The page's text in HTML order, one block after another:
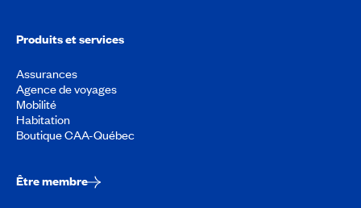
Produits et services
Assurances
Agence de voyages
Mobilité
Habitation
Boutique CAA-Québec
Être membre